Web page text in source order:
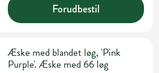
Forudbestil
Æske med blandet løg, 'Pink
Purple'. Æske med 66 løg